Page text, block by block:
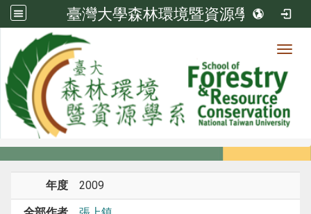
臺灣大學森林環境暨資源學系
系所成員
系所成員
年度 2009